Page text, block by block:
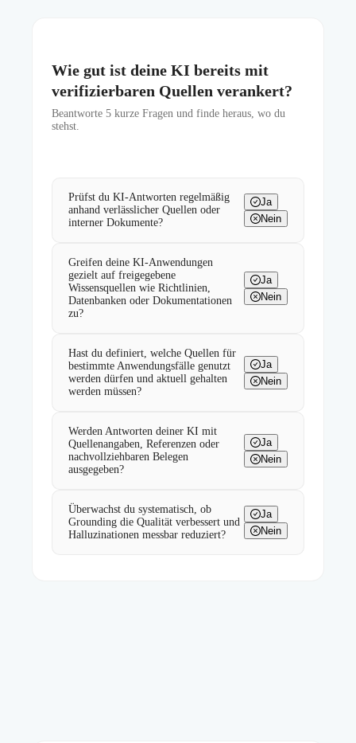
Wie gut ist deine KI bereits mit
verifizierbaren Quellen verankert?
Beantworte 5 kurze Fragen und finde heraus, wo du
stehst.
Prüfst du KI-Antworten regelmäßig
anhand verlässlicher Quellen oder
interner Dokumente?
Ja
Nein
Greifen deine KI-Anwendungen
gezielt auf freigegebene
Wissensquellen wie Richtlinien,
Datenbanken oder Dokumentationen
zu?
Ja
Nein
Hast du definiert, welche Quellen für
bestimmte Anwendungsfälle genutzt
werden dürfen und aktuell gehalten
werden müssen?
Ja
Nein
Werden Antworten deiner KI mit
Quellenangaben, Referenzen oder
nachvollziehbaren Belegen
ausgegeben?
Ja
Nein
Überwachst du systematisch, ob
Grounding die Qualität verbessert und
Halluzinationen messbar reduziert?
Ja
Nein